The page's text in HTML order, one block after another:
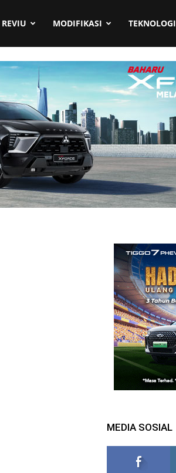
REVIU MODIFIKASI TEKNOLOGI
MEDIA SOSIAL